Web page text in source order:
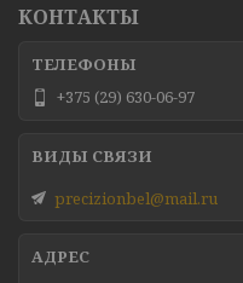
КОНТАКТЫ
+375 (29) 630-06-97
precizionbel@mail.ru